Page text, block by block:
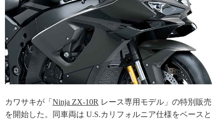
カワサキが「 Ninja ZX-10R レース専用モデル」の特別販売
を開始した。同車両は U.S.カリフォルニア仕様をベースと